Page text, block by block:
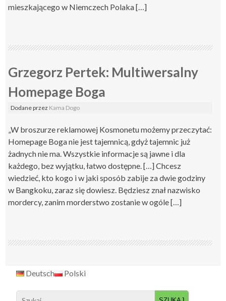
mieszkającego w Niemczech Polaka […]
Grzegorz Pertek: Multiwersalny
Homepage Boga
Dodaneprzez Kama Dogo
„W broszurze reklamowej Kosmonetu możemy przeczytać:
Homepage Boga nie jest tajemnicą, gdyż tajemnic już
żadnych nie ma. Wszystkie informacje są jawne i dla
każdego, bez wyjątku, łatwo dostępne. […] Chcesz
wiedzieć, kto kogo i w jaki sposób zabije za dwie godziny
w Bangkoku, zaraz się dowiesz. Będziesz znał nazwisko
mordercy, zanim morderstwo zostanie w ogóle […]
Deutsch Polski
Search